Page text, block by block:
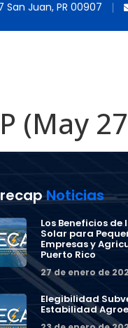
San Juan, PR 00907
(May
Noticias
Los Beneficios de
Solar para
Empresas y
Puerto Rico
27 de enero de
Elegibilidad
Estabilidad